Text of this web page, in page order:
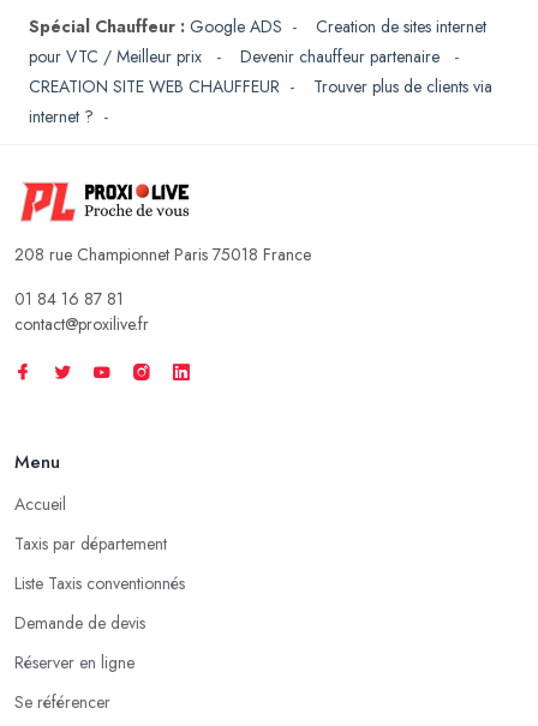
Spécial Chauffeur : Google ADS - Creation de sites internet
pour VTC / Meilleur prix
- Devenir chauffeur partenaire
-
CREATION SITE WEB CHAUFFEUR - Trouver plus de clients via
internet ? -
208 rue Championnet Paris 75018 France
01 84 16 87 81
contact@proxilive.fr
Menu
Accueil
Taxis par département
Liste Taxis conventionnés
Demande de devis
Réserver en ligne
Se référencer